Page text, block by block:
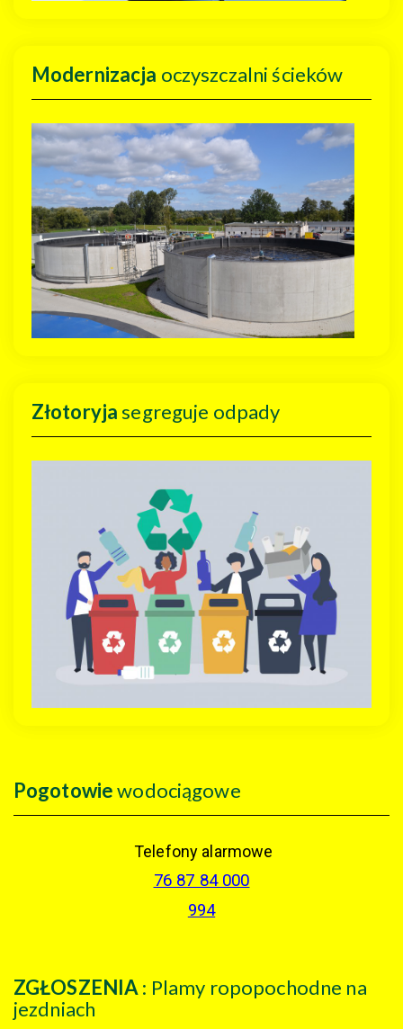
Modernizacja oczyszczalni ścieków
Złotoryjasegreguje odpady
Pogotowiewodociągowe
Telefony alarmowe
76 87 84 000
994
ZGŁOSZENIA : Plamy ropopochodne na
jezdniach